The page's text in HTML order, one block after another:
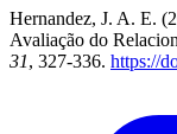
Hernandez, J. A. E.
Avaliação do
31, 327-336. https://